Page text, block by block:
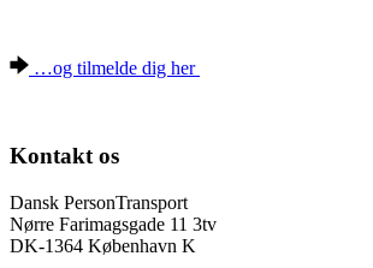
…og tilmelde dig her
Kontakt os
Dansk PersonTransport
Nørre Farimagsgade 11 3tv
DK-1364 København K